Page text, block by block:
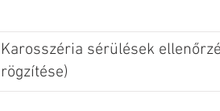
Karosszéria sérülések
rögzítése)